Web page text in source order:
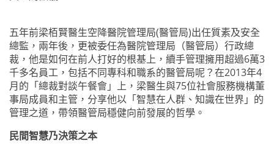
五年前梁栢賢醫生空降醫院管理局(醫管局)出任質素及安全
總監，兩年後，更被委任為醫院管理局 （醫管局） 行政總
裁 ，他是如何在前人打好的根基上，續手管理擁用超過6萬3
千多名員工，包括不同專科和職系的醫管局呢？在2013年4
月的「總裁對談午餐會」上， 梁醫生與75位社會服務機構董
事局成員和主管，分享他以 「智慧在人群、知識在世界」的
管理之道，帶領醫管局穩健向前發展的哲學。
民間智慧乃決策之本